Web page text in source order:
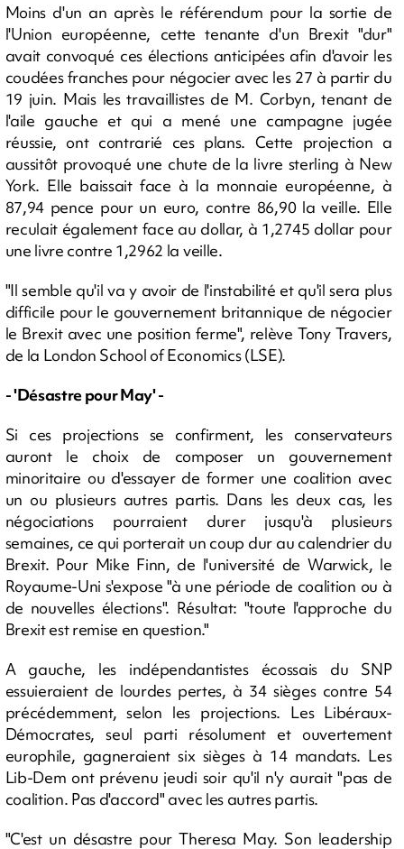
Moins d'un an après le référendum pour la sortie de
l'Union européenne, cette tenante d'un Brexit "dur"
avait convoqué ces élections anticipées afin d'avoir les
coudées franches pour négocier avec les 27 à partir du
19 juin. Mais les travaillistes de M. Corbyn, tenant de
l'aile gauche et qui a mené une campagne jugée
réussie, ont contrarié ces plans. Cette projection a
aussitôt provoqué une chute de la livre sterling à New
York. Elle baissait face à la monnaie européenne, à
87,94 pence pour un euro, contre 86,90 la veille. Elle
reculait également face au dollar, à 1,2745 dollar pour
une livre contre 1,2962 la veille.
"Il semble qu'il va y avoir de l'instabilité et qu'il sera plus
difficile pour le gouvernement britannique de négocier
le Brexit avec une position ferme", relève Tony Travers,
de la London School of Economics (LSE).
- 'Désastre pour May' -
Si ces projections se confirment, les conservateurs
auront le choix de composer un gouvernement
minoritaire ou d'essayer de former une coalition avec
un ou plusieurs autres partis. Dans les deux cas, les
négociations pourraient durer jusqu'à plusieurs
semaines, ce qui porterait un coup dur au calendrier du
Brexit. Pour Mike Finn, de l'université de Warwick, le
Royaume-Uni s'expose "à une période de coalition ou à
de nouvelles élections". Résultat: "toute l'approche du
Brexit est remise en question."
A gauche, les indépendantistes écossais du SNP
essuieraient de lourdes pertes, à 34 sièges contre 54
précédemment, selon les projections. Les Libéraux-
Démocrates, seul parti résolument et ouvertement
europhile, gagneraient six sièges à 14 mandats. Les
Lib-Dem ont prévenu jeudi soir qu'il n'y aurait "pas de
coalition. Pas d'accord" avec les autres partis.
"C'est un désastre pour Theresa May. Son leadership